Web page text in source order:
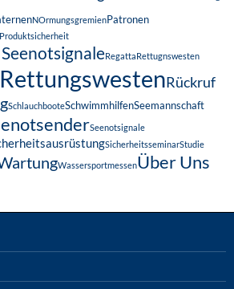
NOrmungsgremienPatronen
Produktsicherheit
RegattaRettugnswesten
RettungswestenRückruf
SchlauchbooteSchwimmhilfenSeemannschaft
Seenotsignale
SicherheitsseminarStudie
WassersportmessenÜber Uns